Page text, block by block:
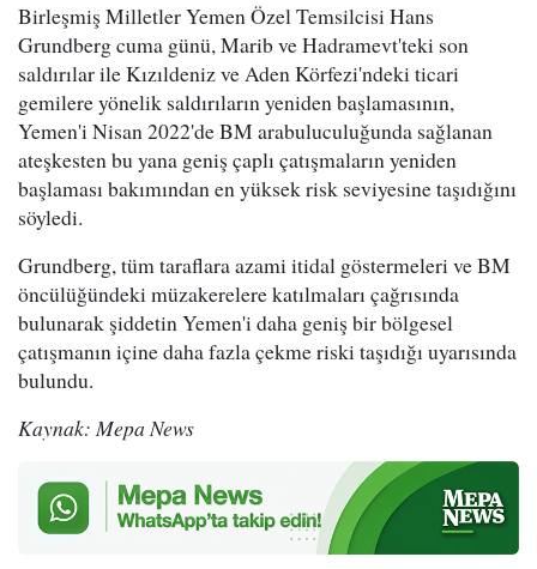
Birleşmiş Milletler Yemen Özel Temsilcisi Hans
Grundberg cuma günü, Marib ve Hadramevt'teki son
saldırılar ile Kızıldeniz ve Aden Körfezi'ndeki ticari
gemilere yönelik saldırıların yeniden başlamasının,
Yemen'i Nisan 2022'de BM arabuluculuğunda sağlanan
ateşkesten bu yana geniş çaplı çatışmaların yeniden
başlaması bakımından en yüksek risk seviyesine taşıdığını
söyledi.
Grundberg, tüm taraflara azami itidal göstermeleri ve BM
öncülüğündeki müzakerelere katılmaları çağrısında
bulunarak şiddetin Yemen'i daha geniş bir bölgesel
çatışmanın içine daha fazla çekme riski taşıdığı uyarısında
bulundu.
Kaynak: Mepa News